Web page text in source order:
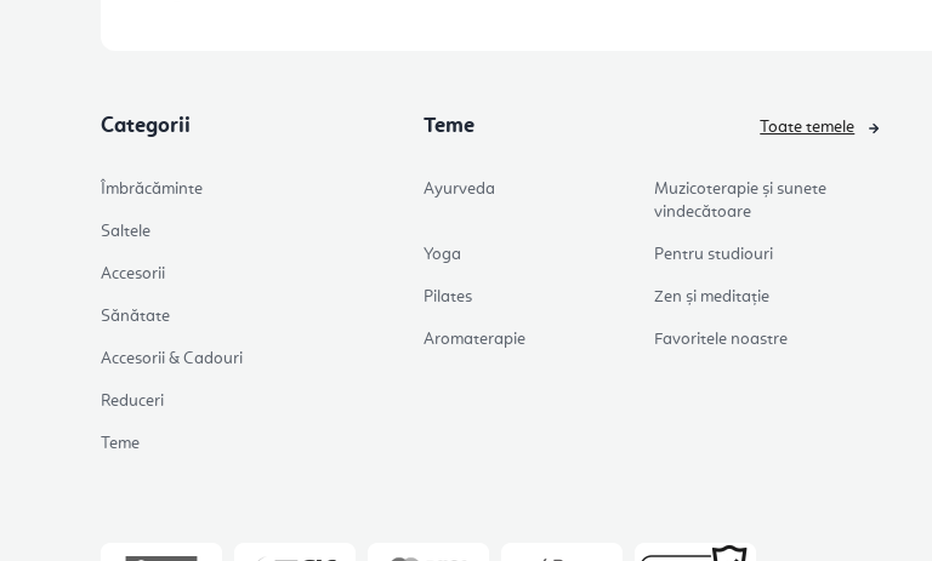
Categorii
Îmbrăcăminte
Saltele
Accesorii
Sănătate
Accesorii & Cadouri
Reduceri
Teme
Teme
Ayurveda
Muzicoterapie și sunete
vindecătoare
Yoga Pentru studiouri
Pilates Zen și meditație
Aromaterapie Favoritele noastre
Toate temele